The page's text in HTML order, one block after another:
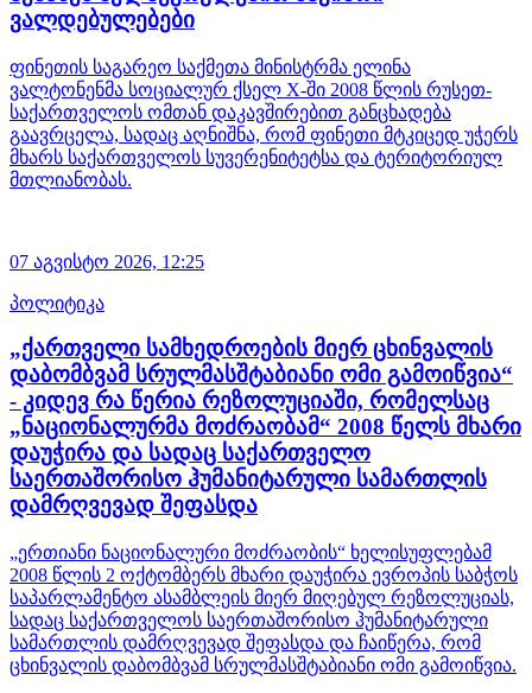
ვალდებულებები
ფინეთის საგარეო საქმეთა მინისტრმა ელინა
ვალტონენმა სოციალურ ქსელ X-ში 2008 წლის რუსეთ-
საქართველოს ომთან დაკავშირებით განცხადება
გაავრცელა, სადაც აღნიშნა, რომ ფინეთი მტკიცედ უჭერს
მხარს საქართველოს სუვერენიტეტსა და ტერიტორიულ
მთლიანობას.
07 აგვისტო 2026, 12:25
პოლიტიკა
„ქართველი სამხედროების მიერ ცხინვალის
დაბომბვამ სრულმასშტაბიანი ომი გამოიწვია“
- კიდევ რა წერია რეზოლუციაში, რომელსაც
„ნაციონალურმა მოძრაობამ“ 2008 წელს მხარი
დაუჭირა და სადაც საქართველო
საერთაშორისო ჰუმანიტარული სამართლის
დამრღვევად შეფასდა
„ერთიანი ნაციონალური მოძრაობის“ ხელისუფლებამ
2008 წლის 2 ოქტომბერს მხარი დაუჭირა ევროპის საბჭოს
საპარლამენტო ასამბლეის მიერ მიღებულ რეზოლუციას,
სადაც საქართველოს საერთაშორისო ჰუმანიტარული
სამართლის დამრღვევად შეფასდა და ჩაიწერა, რომ
ცხინვალის დაბომბვამ სრულმასშტაბიანი ომი გამოიწვია.